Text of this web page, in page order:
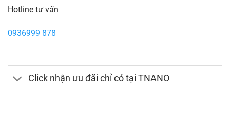
Hotline tư vấn
0936999 878
Click nhận ưu đãi chỉ có tại TNANO